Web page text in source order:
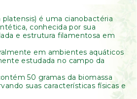
platensis) é uma cianobactéria
conhecida por sua
e estrutura filamentosa em
em ambientes aquáticos
estudada no campo da
50 gramas da biomassa
suas características físicas e